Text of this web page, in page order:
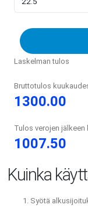
Laskelman tulos
Bruttotulos
1300.00
Tulos verojen jälkeen
1007.50
Kuinka
Syötä